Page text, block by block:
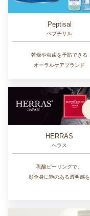
Peptisal
ペプチサル
乾燥や虫歯を予防できる
オーラルケアブランド
HERRAS
ヘラス
乳酸ピーリングで、
顔全身に艶のある透明感を